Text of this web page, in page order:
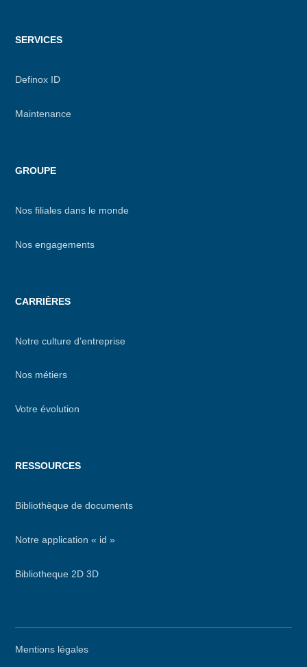
SERVICES
Definox ID
Maintenance
GROUPE
Nos filiales dans le monde
Nos engagements
CARRIÈRES
Notre culture d’entreprise
Nos métiers
Votre évolution
RESSOURCES
Bibliothèque de documents
Notre application « id »
Bibliotheque 2D 3D
Mentions légales